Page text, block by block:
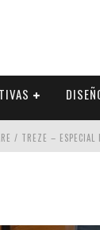
/ TREZE –